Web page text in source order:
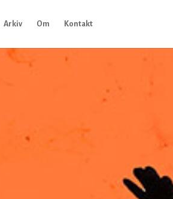
Arkiv Om Kontakt